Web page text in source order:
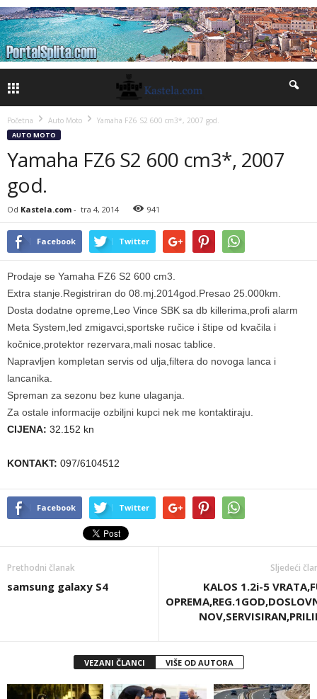
Početna Auto Moto Yamaha FZ6 S2 600 cm3*, 2007 god.
AUTO MOTO
Yamaha FZ6 S2 600 cm3*, 2007
god.
Od Kastela.com - tra 4, 2014 941
Facebook Twitter
Prodaje se Yamaha FZ6 S2 600 cm3.
Extra stanje.Registriran do 08.mj.2014god.Presao 25.000km.
Dosta dodatne opreme,Leo Vince SBK sa db killerima,profi alarm
Meta System,led zmigavci,sportske ručice i štipe od kvačila i
kočnice,protektor rezervara,mali nosac tablice.
Napravljen kompletan servis od ulja,filtera do novoga lanca i
lancanika.
Spreman za sezonu bez kune ulaganja.
Za ostale informacije ozbiljni kupci nek me kontaktiraju.
CIJENA: 32.152 kn
KONTAKT: 097/6104512
Facebook Twitter
Prethodni članak
samsung galaxy S4
Sljedeći
KALOS 1.2i-5
VEZANI ČLANCI VIŠE OD AUTORA